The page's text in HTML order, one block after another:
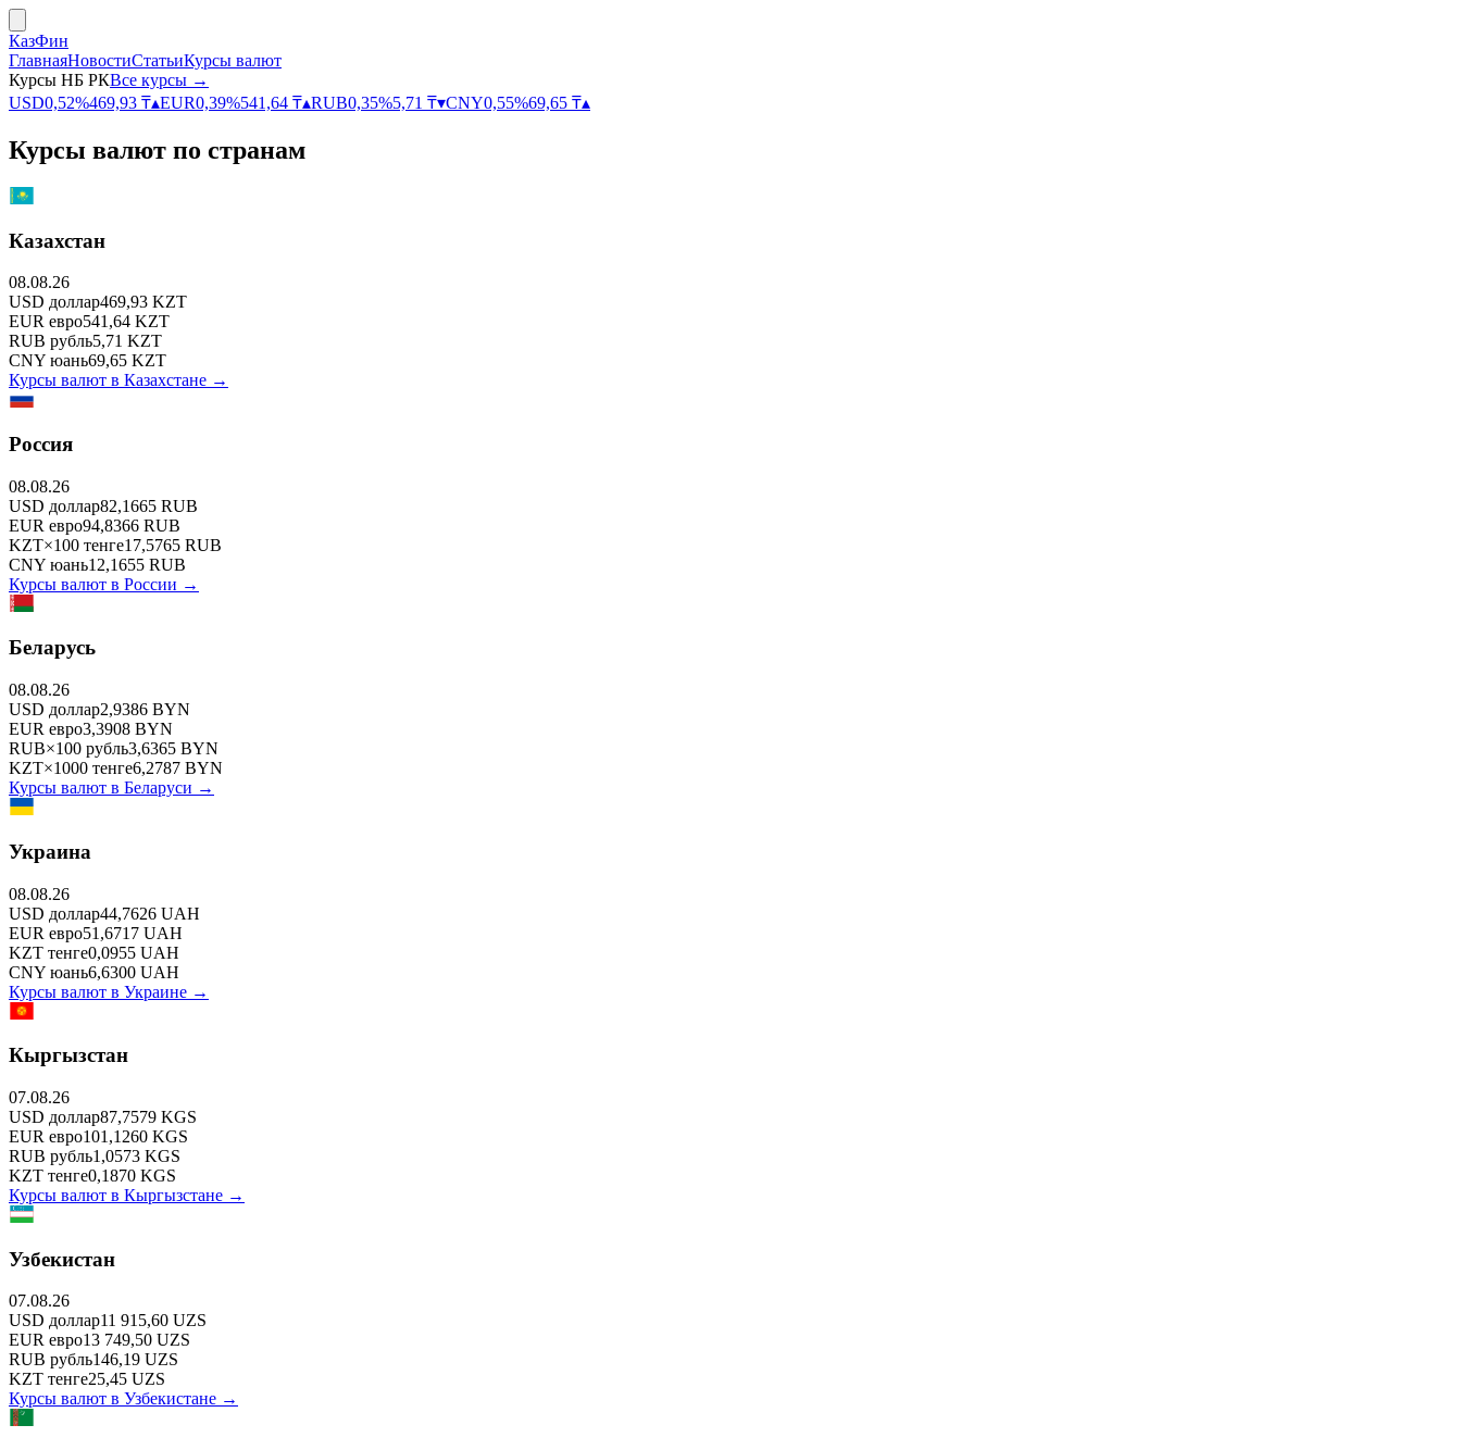
КазФин
ГлавнаяНовостиСтатьиКурсы валют
Курсы НБ РКВсе курсы →
USD0,52%469,93 ₸▴EUR0,39%541,64 ₸▴RUB0,35%5,71 ₸▾CNY0,55%69,65 ₸▴
Курсы валют по странам
Казахстан
08.08.26
USD доллар469,93 KZT
EUR евро541,64 KZT
RUB рубль5,71 KZT
CNY юань69,65 KZT
Курсы валют в Казахстане →
Россия
08.08.26
USD доллар82,1665 RUB
EUR евро94,8366 RUB
KZT×100 тенге17,5765 RUB
CNY юань12,1655 RUB
Курсы валют в России →
Беларусь
08.08.26
USD доллар2,9386 BYN
EUR евро3,3908 BYN
RUB×100 рубль3,6365 BYN
KZT×1000 тенге6,2787 BYN
Курсы валют в Беларуси →
Украина
08.08.26
USD доллар44,7626 UAH
EUR евро51,6717 UAH
KZT тенге0,0955 UAH
CNY юань6,6300 UAH
Курсы валют в Украине →
Кыргызстан
07.08.26
USD доллар87,7579 KGS
EUR евро101,1260 KGS
RUB рубль1,0573 KGS
KZT тенге0,1870 KGS
Курсы валют в Кыргызстане →
Узбекистан
07.08.26
USD доллар11 915,60 UZS
EUR евро13 749,50 UZS
RUB рубль146,19 UZS
KZT тенге25,45 UZS
Курсы валют в Узбекистане →